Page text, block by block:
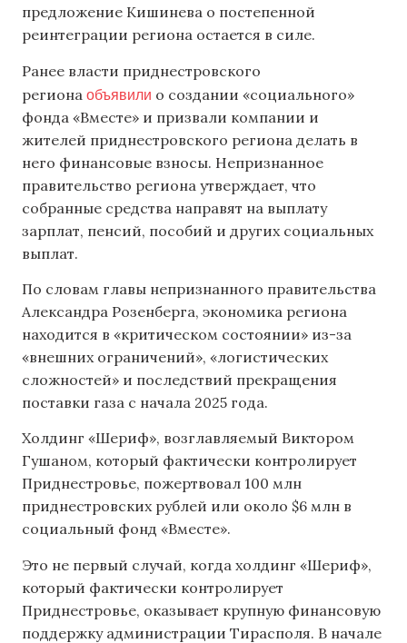
предложение Кишинева о постепенной
реинтеграции региона остается в силе.
Ранее власти приднестровского
региона объявили о создании «социального»
фонда «Вместе» и призвали компании и
жителей приднестровского региона делать в
него финансовые взносы. Непризнанное
правительство региона утверждает, что
собранные средства направят на выплату
зарплат, пенсий, пособий и других социальных
выплат.
По словам главы непризнанного правительства
Александра Розенберга, экономика региона
находится в «критическом состоянии» из-за
«внешних ограничений», «логистических
сложностей» и последствий прекращения
поставки газа с начала 2025 года.
Холдинг «Шериф», возглавляемый Виктором
Гушаном, который фактически контролирует
Приднестровье, пожертвовал 100 млн
приднестровских рублей или около $6 млн в
социальный фонд «Вместе».
Это не первый случай, когда холдинг «Шериф»,
который фактически контролирует
Приднестровье, оказывает крупную финансовую
поддержку администрации Тирасполя. В начале